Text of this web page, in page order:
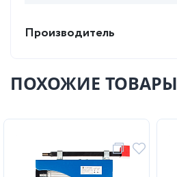
Производитель
ПОХОЖИЕ ТОВАРЫ